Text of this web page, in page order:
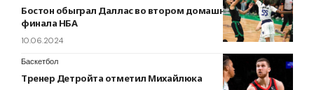
Бостон обыграл Даллас во втором домашнем матче
финала НБА
10.06.2024
Баскетбол
Тренер Детройта отметил Михайлюка